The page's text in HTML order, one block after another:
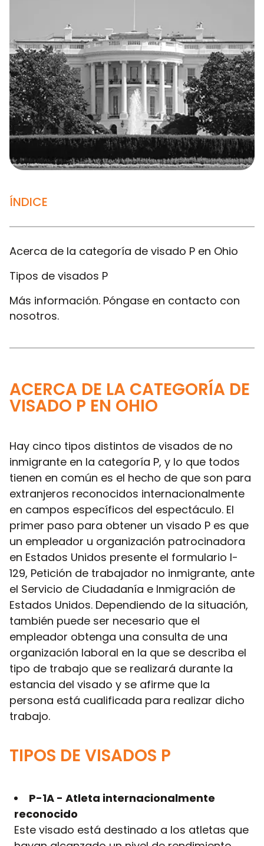
ÍNDICE
Acerca de la categoría de visado P en Ohio
Tipos de visados P
Más información. Póngase en contacto con
nosotros.
ACERCA DE LA CATEGORÍA DE
VISADO P EN OHIO
Hay cinco tipos distintos de visados de no
inmigrante en la categoría P, y lo que todos
tienen en común es el hecho de que son para
extranjeros reconocidos internacionalmente
en campos específicos del espectáculo. El
primer paso para obtener un visado P es que
un empleador u organización patrocinadora
en Estados Unidos presente el formulario I-
129, Petición de trabajador no inmigrante, ante
el Servicio de Ciudadanía e Inmigración de
Estados Unidos. Dependiendo de la situación,
también puede ser necesario que el
empleador obtenga una consulta de una
organización laboral en la que se describa el
tipo de trabajo que se realizará durante la
estancia del visado y se afirme que la
persona está cualificada para realizar dicho
trabajo.
TIPOS DE VISADOS P
P-1A - Atleta internacionalmente
reconocido
Este visado está destinado a los atletas que